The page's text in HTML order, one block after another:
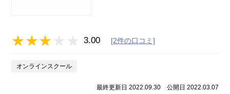
3.00 [2件の口コミ]
オンラインスクール
最終更新日 2022.09.30 公開日 2022.03.07